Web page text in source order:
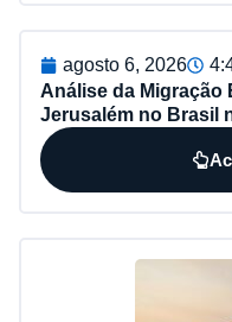
agosto 6, 2026
Análise da Migração
Jerusalém no Brasil